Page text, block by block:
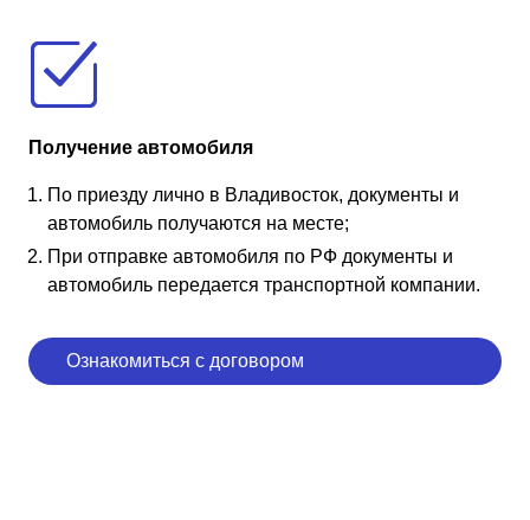
Получение автомобиля
По приезду лично в Владивосток, документы и
автомобиль получаются на месте;
При отправке автомобиля по РФ документы и
автомобиль передается транспортной компании.
Ознакомиться с договором